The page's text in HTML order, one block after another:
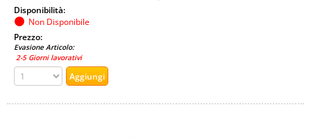
Disponibilità:
Non Disponibile
Prezzo:
Evasione Articolo:
2-5 Giorni lavorativi